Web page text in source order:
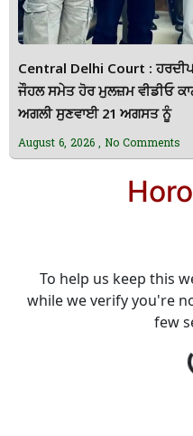
Central Delhi Court :
ਜੌਹਲ ਸਮੇਤ ਹੋਰ ਮੁਲਜ਼ਮ ਵੀਡੀਓ
ਅਗਲੀ ਸੁਣਵਾਈ 21 ਅਗਸਤ ਨੂੰ
August 6, 2026 No Comments